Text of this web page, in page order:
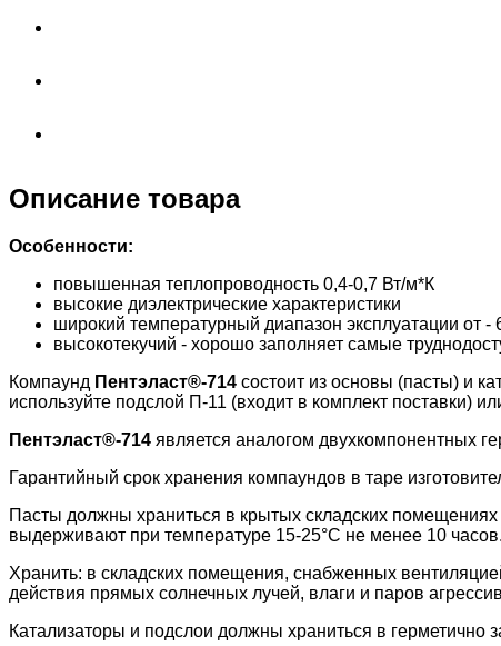
Описание товара
Особенности:
повышенная теплопроводность 0,4-0,7 Вт/м*К
высокие диэлектрические характеристики
широкий температурный диапазон эксплуатации от -
высокотекучий - хорошо заполняет самые
Компаунд Пентэласт®-714 состоит из основы (пасты) и
используйте подслой П-11 (входит в комплект поставки)
Пентэласт®-714 является аналогом двухкомпонентных
Гарантийный срок хранения компаундов в таре
Пасты должны храниться в крытых складских
выдерживают при температуре 15-25°С не менее 10 часов.
Хранить: в складских помещения, снабженных
действия прямых солнечных лучей, влаги и паров
Катализаторы и подслои должны храниться в герметично